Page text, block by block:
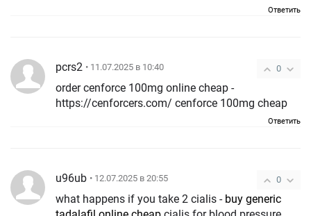
Ответить
0
pcrs2 • 11.07.2025 в 10:40
order cenforce 100mg online cheap -
https://cenforcers.com/ cenforce 100mg cheap
Ответить
0
u96ub • 12.07.2025 в 20:55
what happens if you take 2 cialis - buy generic